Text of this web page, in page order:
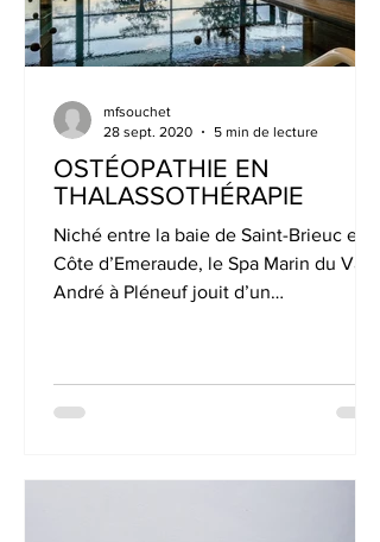
OSTÉOPATHIE EN
THALASSOTHÉRAPIE
Niché entre la baie de Saint-Brieuc et la
Côte d’Emeraude, le Spa Marin du Val
André à Pléneuf jouit d’un
mfsouchet
28 sept. 2020
5 min de lecture